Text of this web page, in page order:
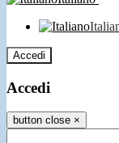
Accedi
Accedi
button close ×